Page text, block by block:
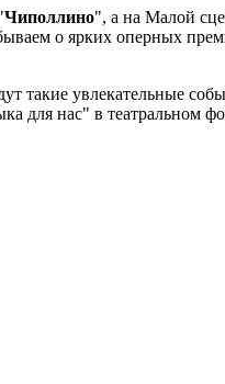
Чиполлино", а на Малой
о ярких оперных
такие увлекательные
для нас" в театральном